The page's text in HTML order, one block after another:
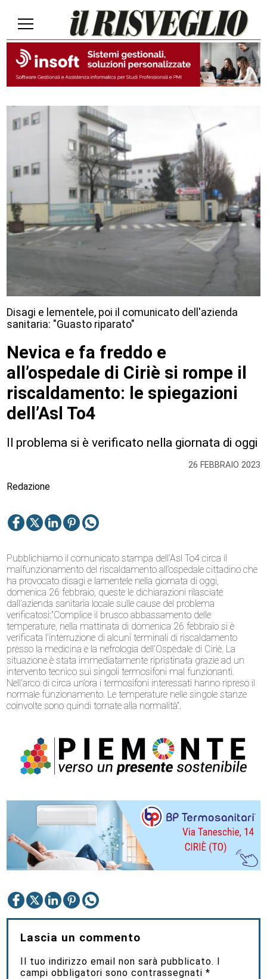
26 FEBBRAIO 2023
Disagi e lementele, poi il comunicato dell'azienda
sanitaria: "Guasto riparato"
Nevica e fa freddo e
all’ospedale di Ciriè si rompe il
riscaldamento: le spiegazioni
dell’Asl To4
Il problema si è verificato nella giornata di oggi
Redazione
Pubblichiamo il comunicato stampa dell’Asl To4 circa il
malfunzionamento del riscaldamento all’ospedale cittadino che
ha provocato disagi e lamentele nella giornata di oggi,
domenica 26 febbraio, queste le dichiarazioni rilasciate
dall’azienda sanitaria locale sulle cause del problema
verificatosi:”Complice il brusco abbassamento delle
temperature, nella mattinata di domenica 26 febbraio si è
verificata l’interruzione di alcuni terminali di riscaldamento
presso la medicina e la nefrologia dell’Ospedale di Ciriè. La
situazione è stata immediatamente ripristinata grazie ad un
intervento tecnico sui singoli termosifoni mal funzionanti.
Nell’arco di circa un’ora i termosifoni interessati hanno ripreso il
normale funzionamento. Le temperature nelle singole stanze
coinvolte sono quindi tornate alla normalità”.
Lascia un commento
Il tuo indirizzo email non sarà pubblicato. I
campi obbligatori sono contrassegnati*